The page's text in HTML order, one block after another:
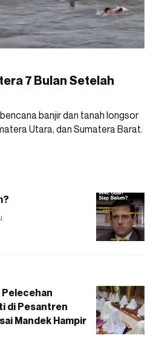
7 Bulan Setelah
banjir dan tanah longsor
Utara, dan Sumatera Barat.
Pelecehan
di Pesantren
Mandek Hampir